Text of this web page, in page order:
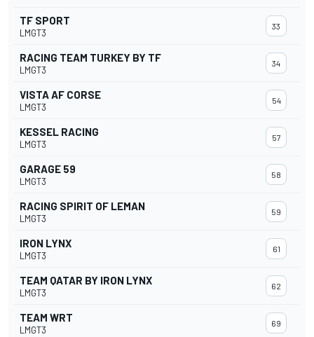
TF SPORT
LMGT3
33
RACING TEAM TURKEY BY TF
LMGT3
34
VISTA AF CORSE
LMGT3
54
KESSEL RACING
LMGT3
57
GARAGE 59
LMGT3
58
RACING SPIRIT OF LEMAN
LMGT3
59
IRON LYNX
LMGT3
61
TEAM QATAR BY IRON LYNX
LMGT3
62
TEAM WRT
LMGT3
69